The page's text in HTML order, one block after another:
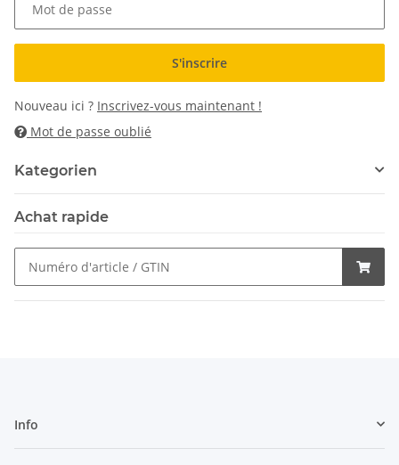
Mot de passe
S'inscrire
Nouveau ici ? Inscrivez-vous maintenant !
Mot de passe oublié
Kategorien
Achat rapide
Info